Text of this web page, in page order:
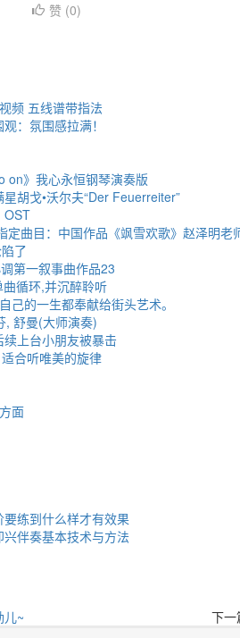
赞 (0)
频 五线谱带指法
：氛围感拉满！
on》我心永恒钢琴演奏版
胡戈•沃尔夫“Der Feuerreiter”
OST
曲目：中国作品《飒雪欢歌》赵泽明老
了
第一叙事曲作品23
循环,并沉醉聆听
己的一生都奉献给街头艺术。
, 舒曼(大师演奏)
上台小朋友被暴击
合听唯美的旋律
面
练到什么样才有效果
伴奏基本技术与方法
下一
儿~